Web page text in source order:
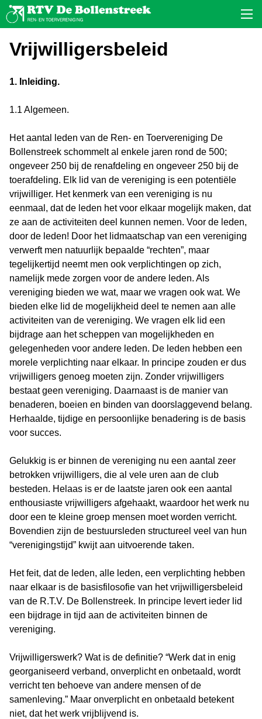
Vrijwilligersbeleid
1. Inleiding.
1.1 Algemeen.
Het aantal leden van de Ren- en Toervereniging De
Bollenstreek schommelt al enkele jaren rond de 500;
ongeveer 250 bij de renafdeling en ongeveer 250 bij de
toerafdeling. Elk lid van de vereniging is een potentiële
vrijwilliger. Het kenmerk van een vereniging is nu
eenmaal, dat de leden het voor elkaar mogelijk maken, dat
ze aan de activiteiten deel kunnen nemen. Voor de leden,
door de leden! Door het lidmaatschap van een vereniging
verwerft men natuurlijk bepaalde “rechten”, maar
tegelijkertijd neemt men ook verplichtingen op zich,
namelijk mede zorgen voor de andere leden. Als
vereniging bieden we wat, maar we vragen ook wat. We
bieden elke lid de mogelijkheid deel te nemen aan alle
activiteiten van de vereniging. We vragen elk lid een
bijdrage aan het scheppen van mogelijkheden en
gelegenheden voor andere leden. De leden hebben een
morele verplichting naar elkaar. In principe zouden er dus
vrijwilligers genoeg moeten zijn. Zonder vrijwilligers
bestaat geen vereniging. Daarnaast is de manier van
benaderen, boeien en binden van doorslaggevend belang.
Herhaalde, tijdige en persoonlijke benadering is de basis
voor succes.
Gelukkig is er binnen de vereniging nu een aantal zeer
betrokken vrijwilligers, die al vele uren aan de club
besteden. Helaas is er de laatste jaren ook een aantal
enthousiaste vrijwilligers afgehaakt, waardoor het werk nu
door een te kleine groep mensen moet worden verricht.
Bovendien zijn de bestuursleden structureel veel van hun
“verenigingstijd” kwijt aan uitvoerende taken.
Het feit, dat de leden, alle leden, een verplichting hebben
naar elkaar is de basisfilosofie van het vrijwilligersbeleid
van de R.T.V. De Bollenstreek. In principe levert ieder lid
een bijdrage in tijd aan de activiteiten binnen de
vereniging.
Vrijwilligerswerk? Wat is de definitie? “Werk dat in enig
georganiseerd verband, onverplicht en onbetaald, wordt
verricht ten behoeve van andere mensen of de
samenleving.” Maar onverplicht en onbetaald betekent
niet, dat het werk vrijblijvend is.